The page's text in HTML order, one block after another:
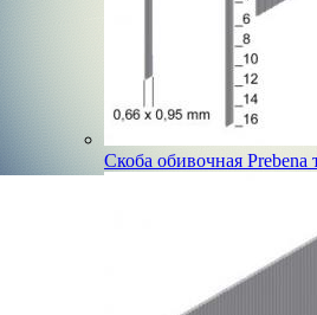
Скоба обивочная